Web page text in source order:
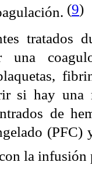
(9)
tratados
si hay una
de
la